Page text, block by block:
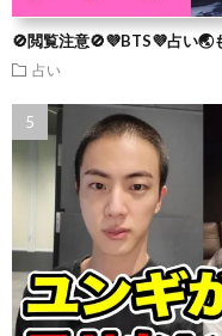
🚫閲覧注意🚫💜BTS💜占い🌏
占い